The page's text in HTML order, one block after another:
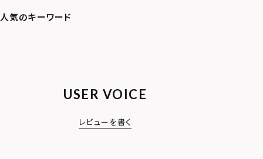
USER VOICE
レビューを書く